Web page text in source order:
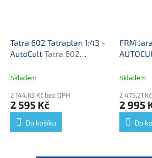
Tatra 602 Tatraplan 1:43 -
AutoCult Tatra 602
Skladem
2 144,63 Kč bez DPH
2 595 Kč
Do košíku
FRM
Skladem
2 475,21
2 995
Do